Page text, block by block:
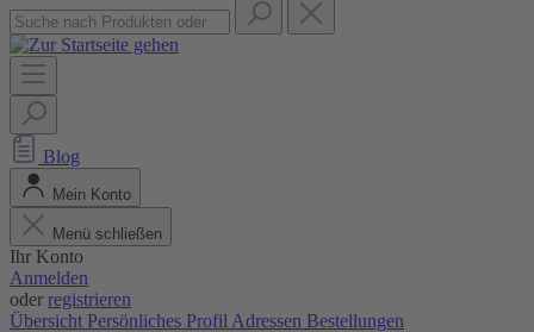
Blog
Mein Konto
Menü schließen
Ihr Konto
Anmelden
oder registrieren
Übersicht Persönliches Profil Adressen Bestellungen